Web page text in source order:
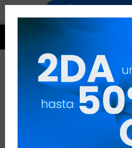
PROTEÍNAS DE
-
PROTEÍNAS DE SUERO
QUITAR FILTROS